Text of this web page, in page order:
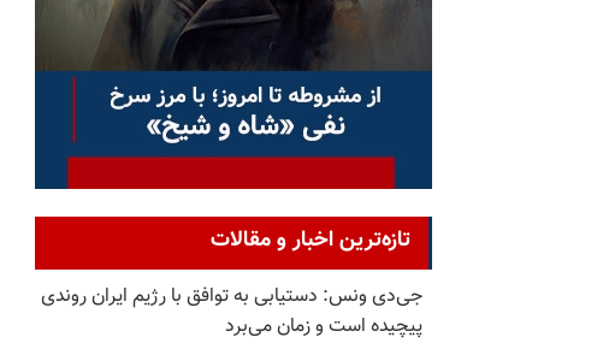
تازه‌ترین اخبار و مقالات
جی‌دی ونس: دستیابی به توافق با رژیم ایران روندی
پیچیده است و زمان می‌برد